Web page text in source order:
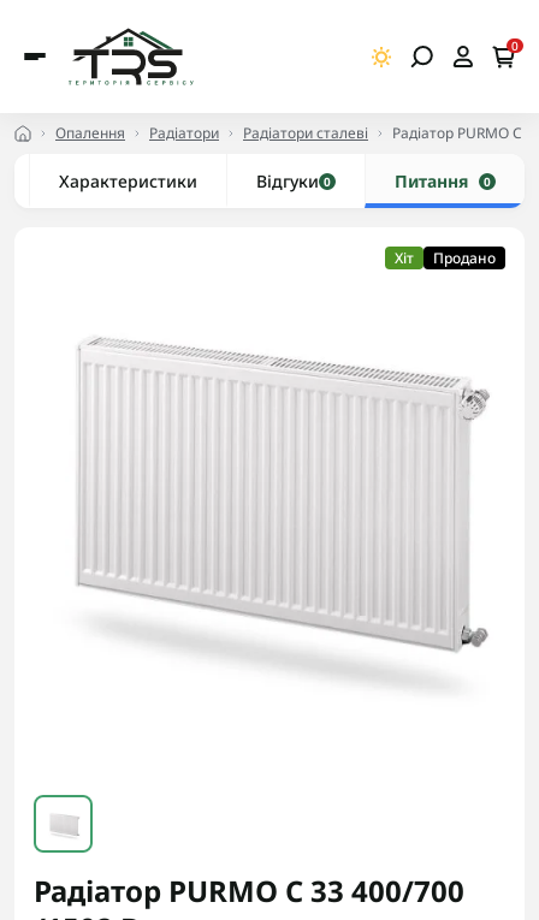
0
Опалення Радіатори Радіатори сталеві Радіатор PURMO C
Характеристики Відгуки 0 Питання 0
Хіт Продано
Радіатор PURMO C 33 400/700